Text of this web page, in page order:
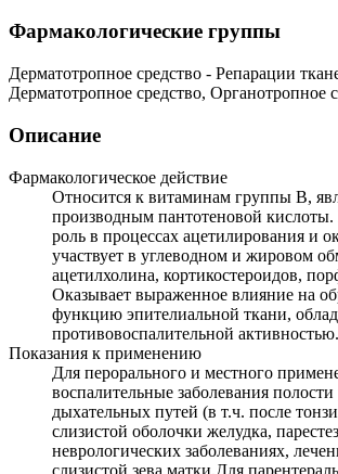
Фармакологические группы
Дерматотропное средство - Репарации
Дерматотропное средство, Органотропное
Описание
Фармакологическое действие
Относится к витаминам группы B,
производным пантотеновой
роль в процессах ацетилирования и
участвует в углеводном и жировом
ацетилхолина, кортикостероидов,
Оказывает выраженное влияние на
функцию эпителиальной ткани,
противовоспалительной активностью.
Показания к применению
Для перорального и местного
воспалительные заболевания полости
дыхательных путей (в т.ч. после
слизистой оболочки желудка,
неврологических заболеваниях,
слизистой зева матки.Для